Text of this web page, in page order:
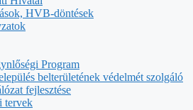
HVB-döntések
Program
belterületének védelmét szolgáló
fejlesztése
tervek